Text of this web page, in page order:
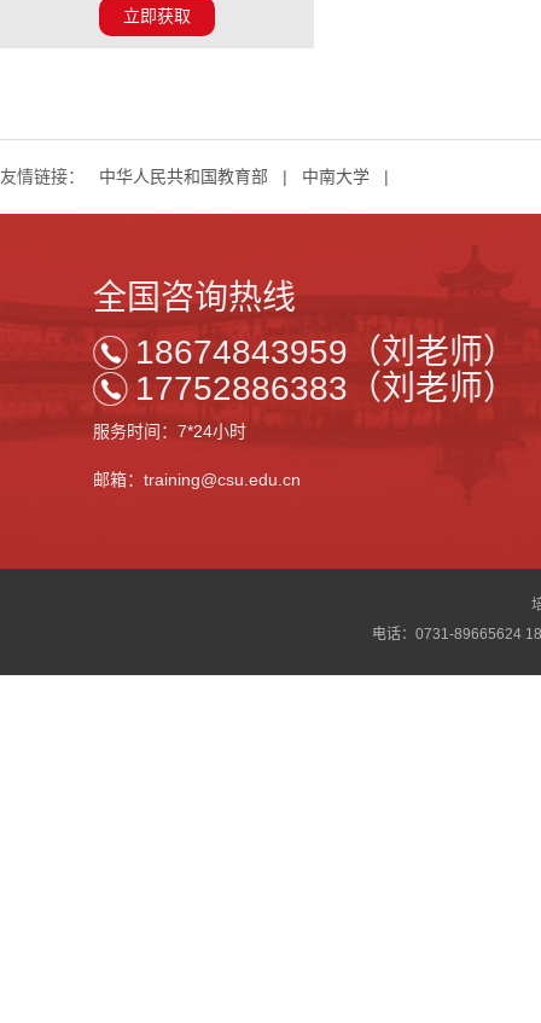
立即获取
友情链接： 中华人民共和国教育部 | 中南大学 |
全国咨询热线
18674843959（刘老师）
17752886383（刘老师）
服务时间：7*24小时
邮箱：training@csu.edu.cn
电话：0731-89665624